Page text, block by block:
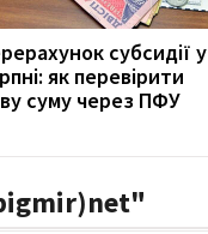
субсидії у
як перевірити
суму через ПФУ